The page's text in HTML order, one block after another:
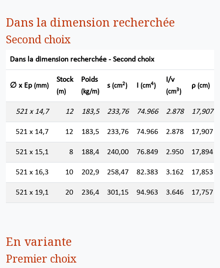
Dans la dimension recherchée
Second choix
Dans la dimension recherchée - Second choix
∅ x Ep (mm)
Stock
(m)
Poids
(kg/m)
s (cm2) I (cm4)
I/v
(cm3)
ρ (cm)
521 x 14,7 12 183,5 233,76 74.966 2.878 17,907
521 x 14,7 12 183,5 233,76 74.966 2.878 17,907
521 x 15,1 8 188,4 240,00 76.849 2.950 17,894
521 x 16,3 10 202,9 258,47 82.383 3.162 17,853
521 x 19,1 20 236,4 301,15 94.963 3.646 17,757
En variante
Premier choix